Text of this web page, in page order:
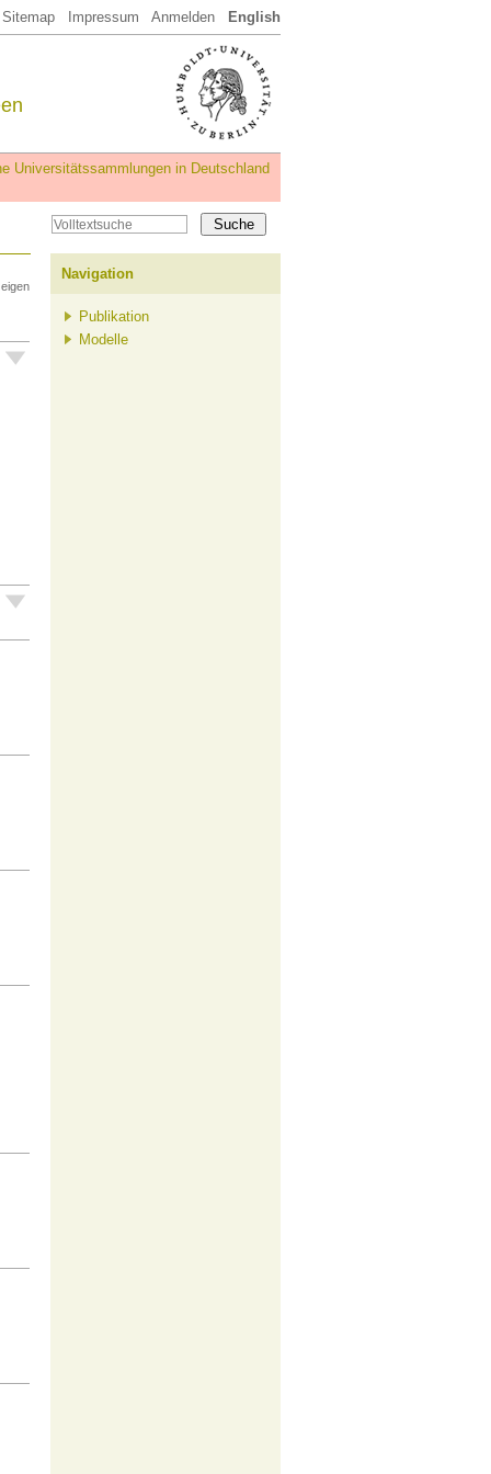
Sitemap Impressum Anmelden English
Universitätssammlungen in Deutschland
Navigation
Publikation
Modelle